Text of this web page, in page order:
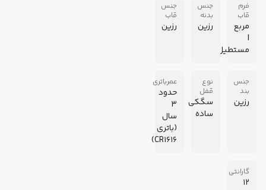
فرم
قاب
مربع
|
مستطیل
جنس
بدنه
رزین
جنس
قاب
رزین
جنس
بند
رزین
نوع
قفل
سگکی
ساده
عمرباتری
حدود
3
سال
(باتری
CR1616)
گارانتی
12